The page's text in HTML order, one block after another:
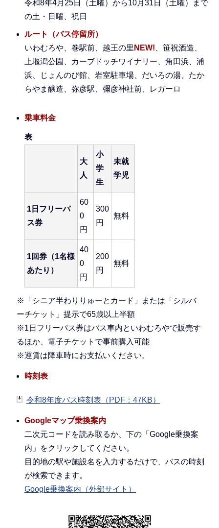
令和8年4月25日（土曜）から10月31日（土曜）まで
の土・日曜、祝日
ルート（バス停留所）
いわむろや、巻駅前、越王の里 NEW!、笹祝酒造、
上堰潟公園、カーブドッチワイナリー、角田浜、浦
浜、じょんのび館、岩室駐車場、だいろの湯、たか
らやま醸造、弥彦駅、彌彦神社前、レガーロ
乗車料金
表
大
人
小
学
生
未就
学児
1日フリーパ
ス券
60
0
円
300
円
無料
1回券（1名様
あたり）
40
0
円
200
円
無料
※「シニア半わりりゅーとカード」または「シルバ
ーチケット」提示で65歳以上半額
※1日フリーパス券はバス車内といわむろやで販売す
るほか、電子チケットで事前購入可能
※運賃は降車時にお支払いください。
時刻表
令和8年度バス時刻表（PDF：47KB）
Googleマップ乗換案内
二次元コードを読み取るか、下の「Google乗換案
内」をクリックしてください。
目的地の駅や施設名を入力するだけで、バスの時刻
が検索できます。
Google乗換案内（外部サイト）